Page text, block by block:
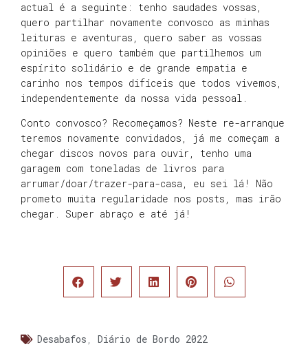
actual é a seguinte: tenho saudades vossas,
quero partilhar novamente convosco as minhas
leituras e aventuras, quero saber as vossas
opiniões e quero também que partilhemos um
espírito solidário e de grande empatia e
carinho nos tempos difíceis que todos vivemos,
independentemente da nossa vida pessoal.
Conto convosco? Recomeçamos? Neste re-arranque
teremos novamente convidados, já me começam a
chegar discos novos para ouvir, tenho uma
garagem com toneladas de livros para
arrumar/doar/trazer-para-casa, eu sei lá! Não
prometo muita regularidade nos posts, mas irão
chegar. Super abraço e até já!
Desabafos , Diário de Bordo 2022